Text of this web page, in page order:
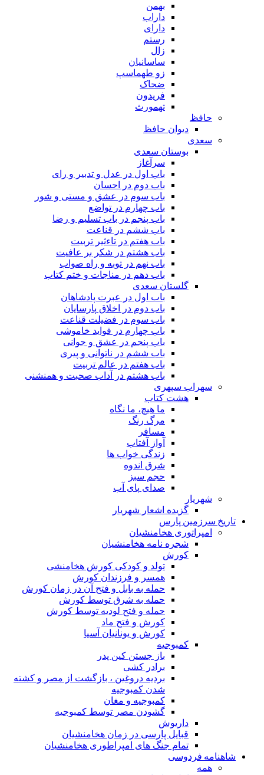
بهمن
داراب
دارای
رستم
زال
ساسانیان
زو طهماسپ‏
ضحاک
فریدون
تهمورث
حافظ
دیوان حافظ
سعدی
بوستان سعدی
سرآغاز
باب اول در عدل و تدبیر و رای
باب دوم در احسان
باب سوم در عشق و مستی و شور
باب چهارم در تواضع
باب پنجم در باب تسلیم و رضا
باب ششم در قناعت
باب هفتم در تاءثیر تربیت
باب هشتم در شکر بر عافیت
باب نهم در توبه و راه صواب
باب دهم در مناجات و ختم کتاب
گلستان سعدی
باب اول در عبرت پادشاهان
باب دوم در اخلاق پارسایان
باب سوم در فضیلت قناعت
باب چهارم در فواید خاموشى
باب پنجم در عشق و جوانى
باب ششم در ناتوانى و پیرى
باب هفتم در عالم تربیت
باب هشتم در آداب صحبت و همنشنى
سهراب سپهری
هشت کتاب
ما هیچ، ما نگاه
مرگ رنگ
مسافر
آواز آفتاب
زندگی خواب ها
شرق اندوه
حجم سبز
صدای پای آب
شهریار
گزیده اشعار شهریار
تاریخ سرزمین پارس
امپراتوری هخامنشیان
شجره نامه هخامنشیان
کورش
تولد و کودکی کورش هخامنشی
همسر و فرزندان کورش
حمله به بابل و فتح آن در زمان کورش
حمله به شرق توسط کورش
حمله و فتح لودیه توسط کورش
کورش و فتح ماد
کورش و یونانیان آسیا
کمبوجیه
باز جستن کین پدر
برادر کشی
بردیه دروغین ، بازگشت از مصر و کشته
شدن کمبوجیه
کمبوجیه و مغان
گشودن مصر توسط کمبوجیه
داریوش
قبایل پارسی در زمان هخامنشیان
تمام جنگ های امپراطوری هخامنشیان
شاهنامه فردوسی
همه